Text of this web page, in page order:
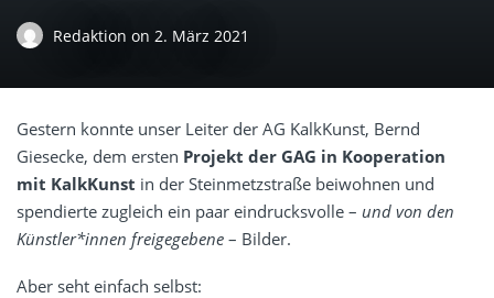
Redaktion on 2. März 2021
Gestern konnte unser Leiter der AG KalkKunst, Bernd
Giesecke, dem ersten Projekt der GAG in Kooperation
mit KalkKunst in der Steinmetzstraße beiwohnen und
spendierte zugleich ein paar eindrucksvolle – und von den
Künstler*innen freigegebene – Bilder.
Aber seht einfach selbst: